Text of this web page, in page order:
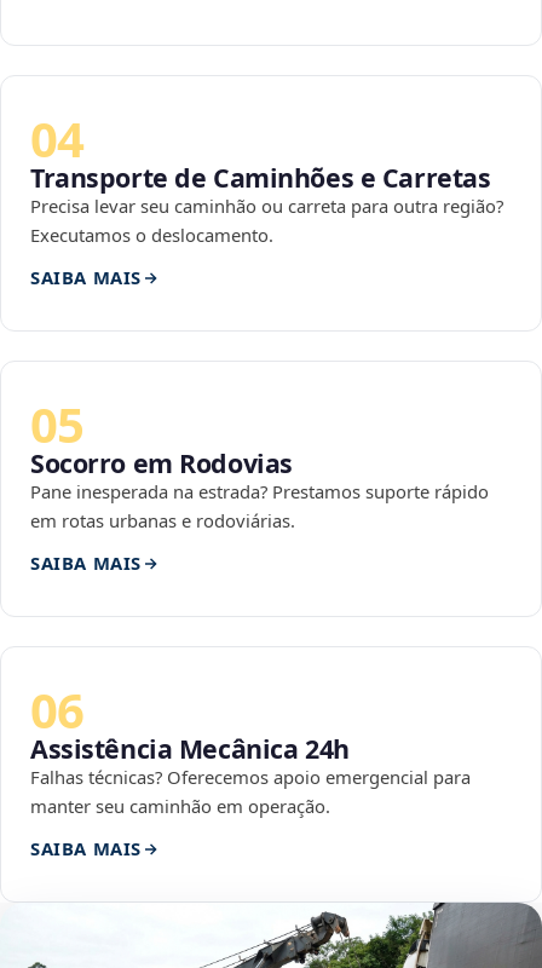
04
Transporte de Caminhões e Carretas
Precisa levar seu caminhão ou carreta para outra região?
Executamos o deslocamento.
SAIBA MAIS
05
Socorro em Rodovias
Pane inesperada na estrada? Prestamos suporte rápido
em rotas urbanas e rodoviárias.
SAIBA MAIS
06
Assistência Mecânica 24h
Falhas técnicas? Oferecemos apoio emergencial para
manter seu caminhão em operação.
SAIBA MAIS